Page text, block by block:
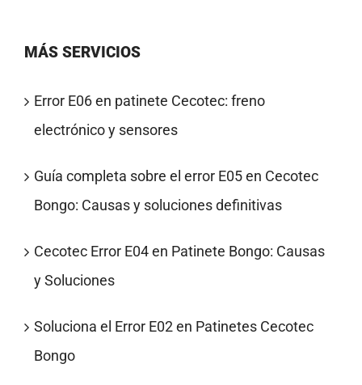
MÁS SERVICIOS
Error E06 en patinete Cecotec: freno
electrónico y sensores
Guía completa sobre el error E05 en Cecotec
Bongo: Causas y soluciones definitivas
Cecotec Error E04 en Patinete Bongo: Causas
y Soluciones
Soluciona el Error E02 en Patinetes Cecotec
Bongo